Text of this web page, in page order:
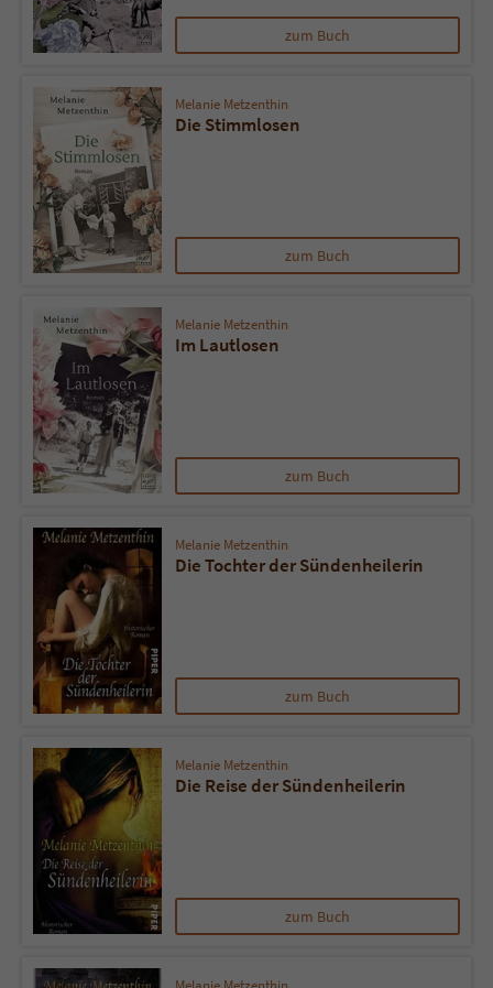
zum Buch
Melanie Metzenthin
Die Stimmlosen
zum Buch
Melanie Metzenthin
Im Lautlosen
zum Buch
Melanie Metzenthin
Die Tochter der Sündenheilerin
zum Buch
Melanie Metzenthin
Die Reise der Sündenheilerin
zum Buch